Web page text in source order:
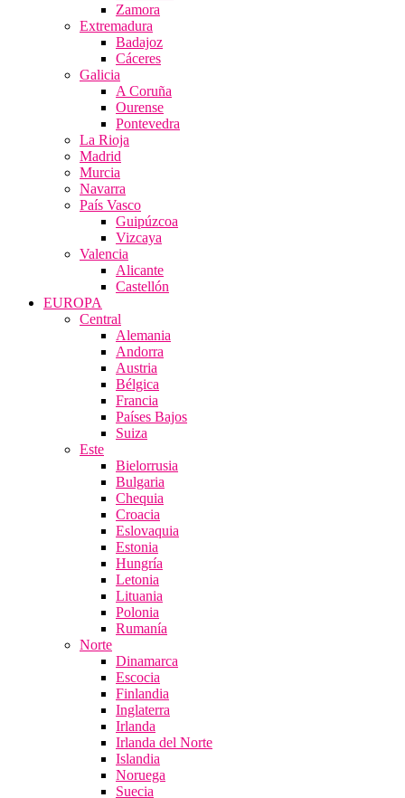
Zamora
Extremadura
Badajoz
Cáceres
Galicia
A Coruña
Ourense
Pontevedra
La Rioja
Madrid
Murcia
Navarra
País Vasco
Guipúzcoa
Vizcaya
Valencia
Alicante
Castellón
EUROPA
Central
Alemania
Andorra
Austria
Bélgica
Francia
Países Bajos
Suiza
Este
Bielorrusia
Bulgaria
Chequia
Croacia
Eslovaquia
Estonia
Hungría
Letonia
Lituania
Polonia
Rumanía
Norte
Dinamarca
Escocia
Finlandia
Inglaterra
Irlanda
Irlanda del Norte
Islandia
Noruega
Suecia